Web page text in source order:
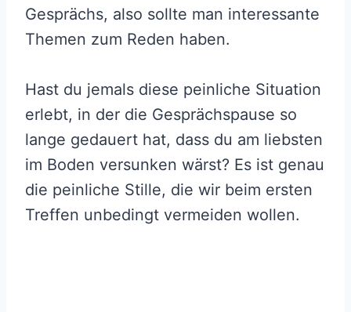
Gesprächs, also sollte man interessante
Themen zum Reden haben.
Hast du jemals diese peinliche Situation
erlebt, in der die Gesprächspause so
lange gedauert hat, dass du am liebsten
im Boden versunken wärst? Es ist genau
die peinliche Stille, die wir beim ersten
Treffen unbedingt vermeiden wollen.